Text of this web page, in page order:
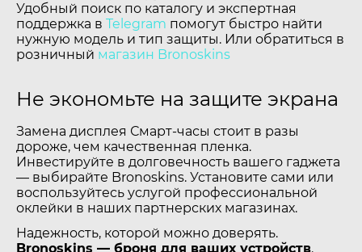
Удобный поиск по каталогу и экспертная
поддержка в Telegram помогут быстро найти
нужную модель и тип защиты. Или обратиться в
розничный магазин Bronoskins
Не экономьте на защите экрана
Замена дисплея Смарт-часы стоит в разы
дороже, чем качественная пленка.
Инвестируйте в долговечность вашего гаджета
— выбирайте Bronoskins. Установите сами или
воспользуйтесь услугой профессиональной
оклейки в наших партнерских магазинах.
Надежность, которой можно доверять.
Bronoskins — броня для ваших устройств.